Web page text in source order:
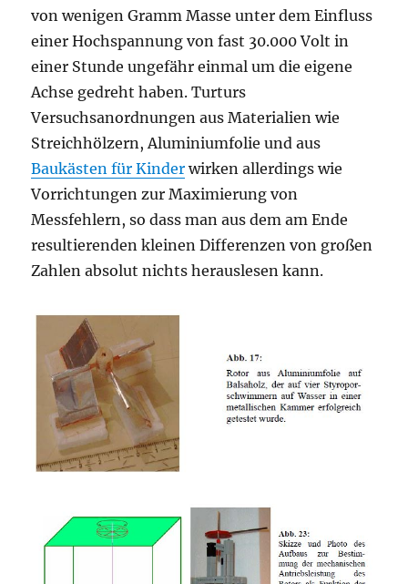
von wenigen Gramm Masse unter dem Einfluss
einer Hochspannung von fast 30.000 Volt in
einer Stunde ungefähr einmal um die eigene
Achse gedreht haben. Turturs
Versuchsanordnungen aus Materialien wie
Streichhölzern, Aluminiumfolie und aus
Baukästen für Kinder wirken allerdings wie
Vorrichtungen zur Maximierung von
Messfehlern, so dass man aus dem am Ende
resultierenden kleinen Differenzen von großen
Zahlen absolut nichts herauslesen kann.